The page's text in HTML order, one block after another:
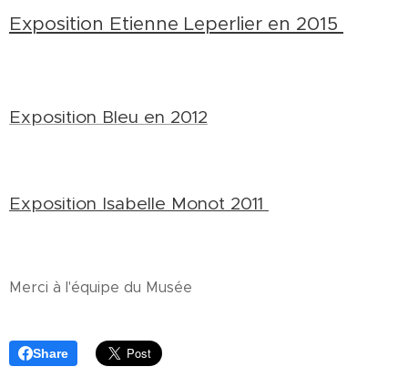
Exposition Etienne Leperlier en 2015
Exposition Bleu en 2012
Exposition Isabelle Monot 2011
Merci à l'équipe du Musée
Share